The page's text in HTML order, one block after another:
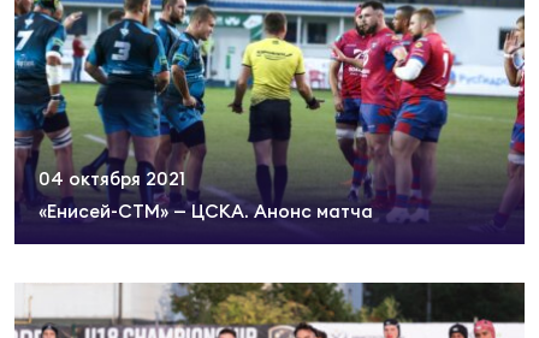
«Енисей-СТМ» — ЦСКА. Анонс матча
04 октября 2021